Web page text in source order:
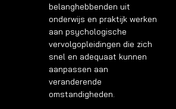
belanghebbenden uit
onderwijs en praktijk werken
aan psychologische
vervolgopleidingen die zich
snel en adequaat kunnen
aanpassen aan
veranderende
omstandigheden.